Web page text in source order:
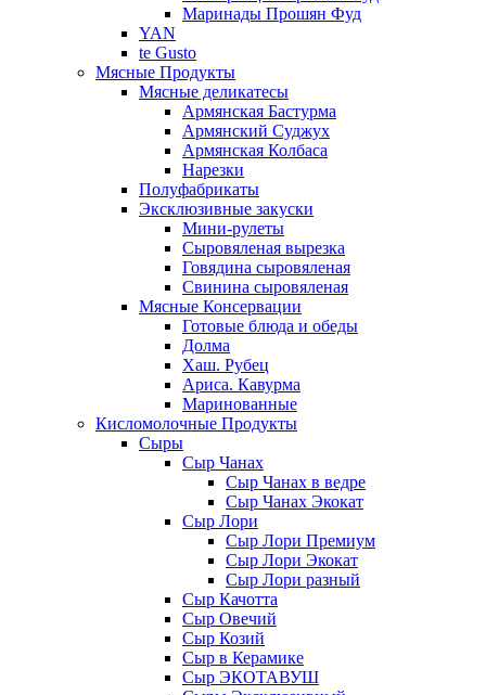
Маринады Прошян Фуд
YAN
te Gusto
Мясные Продукты
Мясные деликатесы
Армянская Бастурма
Армянский Суджух
Армянская Колбаса
Нарезки
Полуфабрикаты
Эксклюзивные закуски
Мини-рулеты
Сыровяленая вырезка
Говядина сыровяленая
Свинина сыровяленая
Мясные Консервации
Готовые блюда и обеды
Долма
Хаш. Рубец
Ариса. Кавурма
Маринованные
Кисломолочные Продукты
Сыры
Сыр Чанах
Сыр Чанах в ведре
Сыр Чанах Экокат
Сыр Лори
Сыр Лори Премиум
Сыр Лори Экокат
Сыр Лори разный
Сыр Качотта
Сыр Овечий
Сыр Козий
Сыр в Керамике
Сыр ЭКОТАВУШ